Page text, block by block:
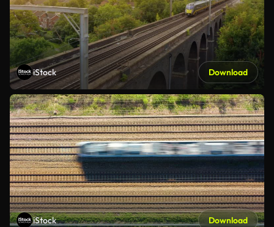
iStock Download
iStock Download